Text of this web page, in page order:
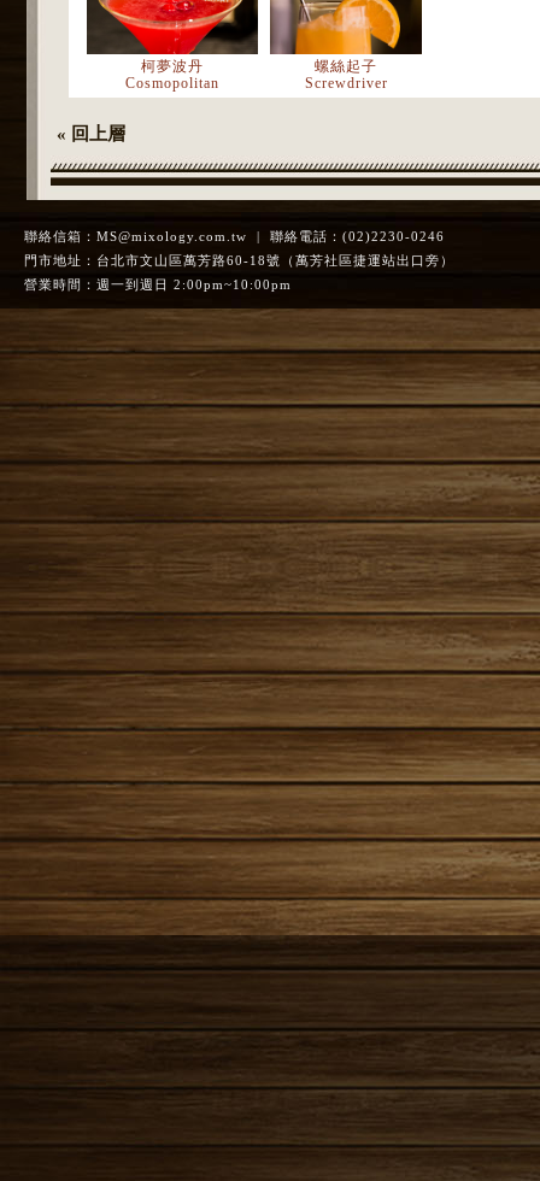
柯夢波丹
Cosmopolitan
螺絲起子
Screwdriver
« 回上層
聯絡信箱： MS@mixology.com.tw | 聯絡電話：(02)2230-0246
門市地址：台北市文山區萬芳路60-18號（萬芳社區捷運站出口旁）
營業時間：週一到週日 2:00pm~10:00pm